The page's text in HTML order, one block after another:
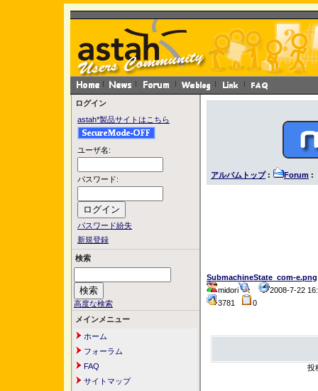
ログイン
astah*製品サイトはこちら
ユーザ名:
パスワード:
パスワード紛失
新規登録
検索
高度な検索
メインメニュー
ホーム
フォーラム
FAQ
サイトマップ
アルバムトップ: Forum :
SubmachineState_com-e.png
midori
2008-7-22
3781
0
投